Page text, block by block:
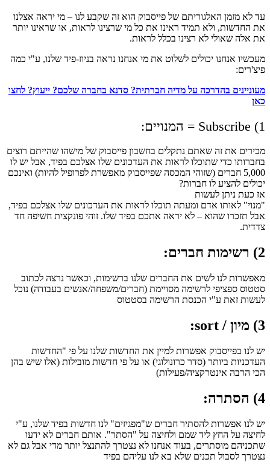
עד לא מזמן האלגוריתם של פייסבוק הוא זה שקבע לנו – מי יראה אצלנו
את החדשות, ולא תמיד ראינו את כל מי שרצינו לראות, או שראינו יותר
את אלה שאולי לא רצינו בכלל לראות.
מעכשיו אנחנו יכולים לשלוט את מי אנחנו נראה בניוז-פיד שלנו, ע"י כמה
פיצ'רים:
מעוניינים בהדרכה על מדיה חברתית? סדנא בחברה שלכם? ייעוץ? לחצו
כאן
1) Subscribe = המנויים:
מכירים את זה שאתם נתקלים בחשבון פייסבוק של מישהו שהייתם רוצים
בחברותו כדי שתוכלו לראות את העדכונים שלו אצלכם בפיד, אבל יש לו
5,000 חברים (שזוהי המכסה שפייסבוק מאפשרת לפרופיל להיות) ואינכם
יכולים להציע לו חברות?
אז כעת ניתן לעשות
"מנוי" לאותו אדם ומעתה תוכלו לראות את העדכונים שלו אצלכם בפיד,
אבל תזכרו שהוא – לא יראה אתכם בפיד שלו. זוהי פונקצית חשיפה חד
צדדית.
2) רשימות חברים:
מאפשרות לנו לשים את החברים שלנו ברשימות, וכאשר נרצה לכתוב
סטטוס ספציפי לרשימה מסויימת (חברים/משפחה/אנשים בעבודה) נוכל
לעשות זאת ע"י הכנסת הרשימה בסטטוס
3) מיון / sort:
יש לנו בפייסבוק אפשרות למיין את החדשות שלנו על פי "החדשות
העדכניות ביותר (סדר כרונולוגי) או על פי חדשות מובילות (אלו שיש בהן
הכי הרבה אינטרקציה/פעילות)
4) הסתרה:
יש לנו אפשרות להסתיר חברים ש"מפגיזים" לנו חדשות בפיד שלנו, ע"י
לחיצה על החץ ליד שמם ולחיצה על "הסתר". אותם חברים לא ידעו
שתכניהם מוסתרים, בעוד אנחנו לא נצטרך להתנצל יותר מדי אבל גם לא
נצטרך לסבול תכנים שלא בא לנו עליהם בפיד